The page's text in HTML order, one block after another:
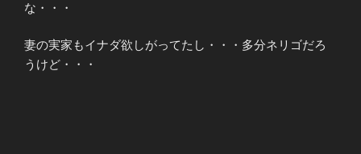
な・・・
妻の実家もイナダ欲しがってたし・・・多分ネリゴだろ
うけど・・・